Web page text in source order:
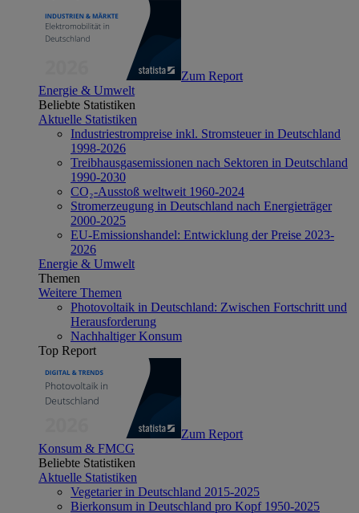
Zum Report
Energie & Umwelt
Beliebte Statistiken
Aktuelle Statistiken
Industriestrompreise inkl. Stromsteuer in Deutschland
1998-2026
Treibhausgasemissionen nach Sektoren in Deutschland
1990-2030
CO₂-Ausstoß weltweit 1960-2024
Stromerzeugung in Deutschland nach Energieträger
2000-2025
EU-Emissionshandel: Entwicklung der Preise 2023-
2026
Energie & Umwelt
Themen
Weitere Themen
Photovoltaik in Deutschland: Zwischen Fortschritt und
Herausforderung
Nachhaltiger Konsum
Top Report
Zum Report
Konsum & FMCG
Beliebte Statistiken
Aktuelle Statistiken
Vegetarier in Deutschland 2015-2025
Bierkonsum in Deutschland pro Kopf 1950-2025